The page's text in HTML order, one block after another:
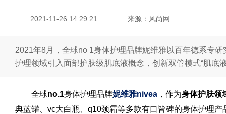
2021-11-26 14:29:21 来源：风尚网
2021年8月，全球no 1身体护理品牌妮维雅以百年德系专
护理领域引入面部护肤级肌底液概念，创新双管模式“肌底
全球no.1身体护理品牌妮维雅nivea ，作为身体护肤领
典蓝罐、vc大白瓶、q10颈霜等多款有口皆碑的身体护理